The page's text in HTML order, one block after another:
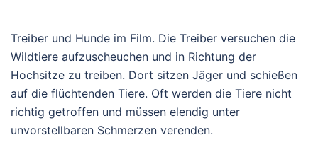
Treiber und Hunde im Film. Die Treiber versuchen die
Wildtiere aufzuscheuchen und in Richtung der
Hochsitze zu treiben. Dort sitzen Jäger und schießen
auf die flüchtenden Tiere. Oft werden die Tiere nicht
richtig getroffen und müssen elendig unter
unvorstellbaren Schmerzen verenden.